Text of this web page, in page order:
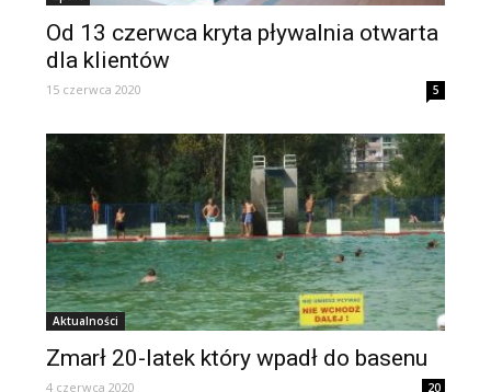
Od 13 czerwca kryta pływalnia otwarta
dla klientów
15 czerwca 2020 5
Aktualności
Zmarł 20-latek który wpadł do basenu
4 czerwca 2020 20